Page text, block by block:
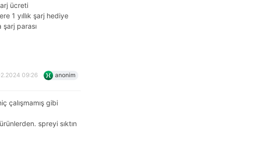
ücreti
1 yıllık şarj hediye
parası
09:26 anonim
çalışmamış gibi
spreyi sıktın